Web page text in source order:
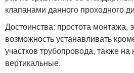
клапанами данного проходного
Достоинства: простота монтажа,
возможность устанавливать
участков трубопровода, также
вертикальные.